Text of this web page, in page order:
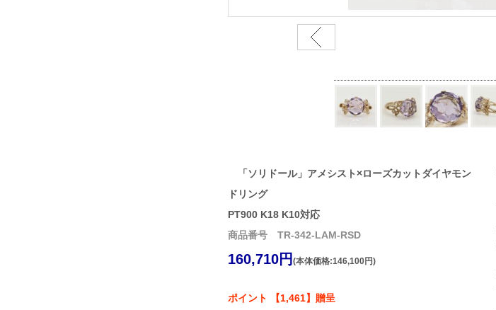
「ソリドール」アメシスト×ローズカットダイヤモン
ドリング
PT900 K18 K10対応
商品番号 TR-342-LAM-RSD
160,710円 (本体価格:146,100円)
ポイント 【1,461】贈呈